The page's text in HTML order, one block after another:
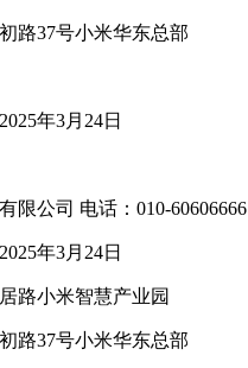
路37号小米华东总部
年3月24日
限公司 电话：010-60606666
年3月24日
路小米智慧产业园
路37号小米华东总部